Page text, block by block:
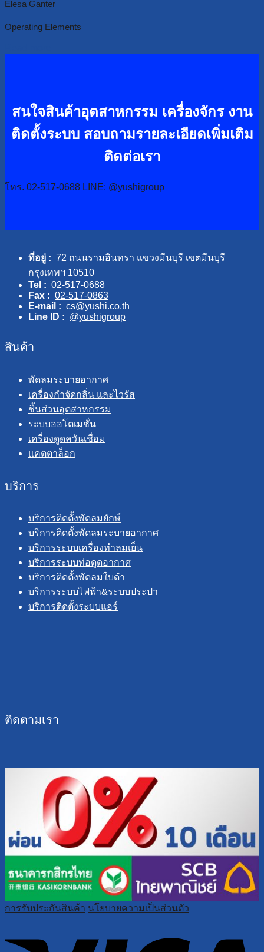
Elesa Ganter
Operating Elements
สนใจสินค้าอุตสาหกรรม เครื่องจักร งาน
ติดตั้งระบบ สอบถามรายละเอียดเพิ่มเติม
ติดต่อเรา
โทร. 02-517-0688 LINE: @yushigroup
ที่อยู่ : 72 ถนนรามอินทรา แขวงมีนบุรี เขตมีนบุรี
กรุงเทพฯ 10510
Tel : 02-517-0688
Fax : 02-517-0863
E-mail : cs@yushi.co.th
Line ID : @yushigroup
สินค้า
พัดลมระบายอากาศ
เครื่องกำจัดกลิ่น และไวรัส
ชิ้นส่วนอุตสาหกรรม
ระบบออโตเมชั่น
เครื่องดูดควันเชื่อม
แคตตาล็อก
บริการ
บริการติดตั้งพัดลมยักษ์
บริการติดตั้งพัดลมระบายอากาศ
บริการระบบเครื่องทำลมเย็น
บริการระบบท่อดูดอากาศ
บริการติดตั้งพัดลมใบดำ
บริการระบบไฟฟ้า&ระบบประปา
บริการติดตั้งระบบแอร์
ติดตามเรา
การรับประกันสินค้า นโยบายความเป็นส่วนตัว